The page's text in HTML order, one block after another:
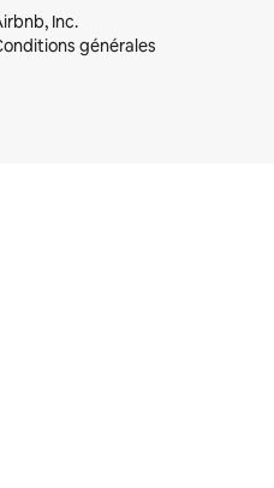
Inc.
générales